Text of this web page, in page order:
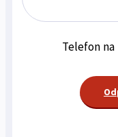
Telefon